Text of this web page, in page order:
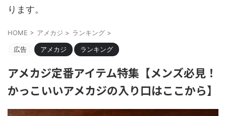
ります。
HOME > アメカジ > ランキング >
広告 アメカジ ランキング
アメカジ定番アイテム特集【メンズ必見！
かっこいいアメカジの入り口はここから】